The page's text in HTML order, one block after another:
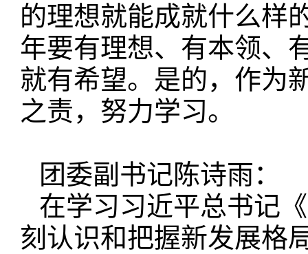
的理想就能成就什么样
年要有理想、有本领、
就有希望。是的，作为
之责，努力学习。
团委副书记陈诗雨：
在学习习近平总书记
刻认识和把握新发展格